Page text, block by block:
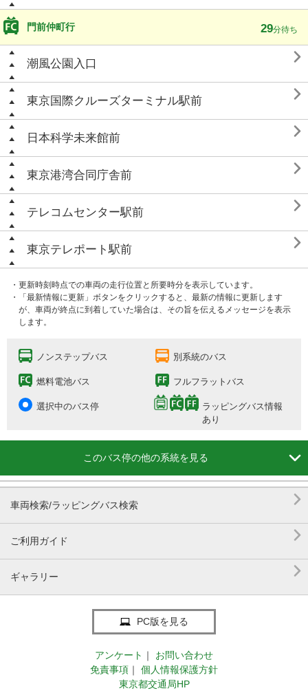
門前仲町行 29分待ち
潮風公園入口 
東京国際クルーズターミナル駅前 
日本科学未来館前 
東京港湾合同庁舎前 
テレコムセンター駅前 
東京テレポート駅前 
・更新時刻時点での車両の走行位置と所要時分を表示しています。
・「最新情報に更新」ボタンをクリックすると、最新の情報に更新します
が、車両が終点に到着していた場合は、その旨を伝えるメッセージを表示
します。
ノンステップバス 別系統のバス
燃料電池バス フルフラットバス
選択中のバス停
ラッピングバス情報
あり
このバス停の他の系統を見る 
車両検索/ラッピングバス検索 
ご利用ガイド 
ギャラリー 
PC版を見る
アンケート ｜
お問い合わせ
免責事項 ｜
個人情報保護方針
東京都交通局HP